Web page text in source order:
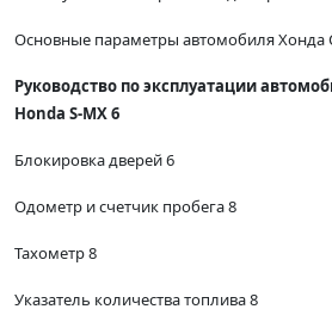
Основные параметры автомобиля Хонда
Руководство по эксплуатации
Honda S-MX 6
Блокировка дверей 6
Одометр и счетчик пробега 8
Тахометр 8
Указатель количества топлива 8